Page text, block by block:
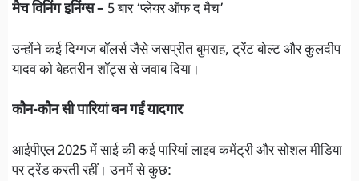
मैच विनिंग इनिंग्स – 5 बार ‘प्लेयर ऑफ द मैच’
उन्होंने कई दिग्गज बॉलर्स जैसे जसप्रीत बुमराह, ट्रेंट बोल्ट और कुलदीप
यादव को बेहतरीन शॉट्स से जवाब दिया।
कौन-कौन सी पारियां बन गईं यादगार
आईपीएल 2025 में साई की कई पारियां लाइव कमेंट्री और सोशल मीडिया
पर ट्रेंड करती रहीं। उनमें से कुछ: